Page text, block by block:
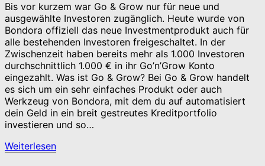
+
2,5%
Bonus
Bis vor kurzem war Go & Grow nur für neue und
ausgewählte Investoren zugänglich. Heute wurde von
Bondora offiziell das neue Investmentprodukt auch für
alle bestehenden Investoren freigeschaltet. In der
Zwischenzeit haben bereits mehr als 1.000 Investoren
durchschnittlich 1.000 € in ihr Go’n’Grow Konto
eingezahlt. Was ist Go & Grow? Bei Go & Grow handelt
es sich um ein sehr einfaches Produkt oder auch
Werkzeug von Bondora, mit dem du auf automatisiert
dein Geld in ein breit gestreutes Kreditportfolio
investieren und so…
WeiterlesenWeiterlesen